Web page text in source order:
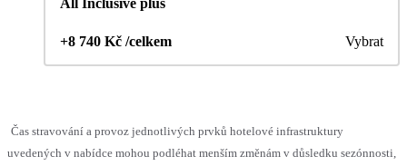
All Inclusive plus
+8 740 Kč /celkem Vybrat
Čas stravování a provoz jednotlivých prvků hotelové infrastruktury
uvedených v nabídce mohou podléhat menším změnám v důsledku sezónnosti,